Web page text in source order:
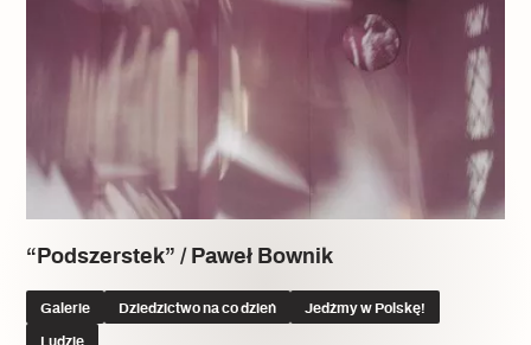
“Podszerstek” / Paweł Bownik
Galerie Dziedzictwo na co dzień Jedźmy w Polskę!
Ludzie